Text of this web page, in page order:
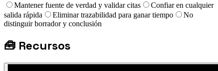
Mantener fuente de verdad y validar citas
Confiar en cualquier
salida rápida
Eliminar trazabilidad para ganar tiempo
No
distinguir borrador y conclusión
🧰 Recursos